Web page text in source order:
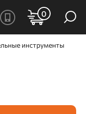
0
инструменты